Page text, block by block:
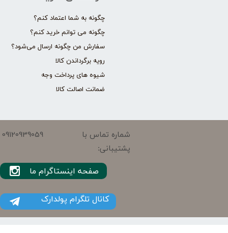
چگونه به شما اعتماد کنم؟
چگونه می توانم خرید کنم؟
سفارش من چگونه ارسال می‌شود؟
رویه برگرداندن کالا
شیوه های پرداخت وجه
ضمانت اصالت کالا
شماره تماس با
پشتیبانی:
09120939059
کانال تلگرام پولدارک
صفحه اینستاگرام ما